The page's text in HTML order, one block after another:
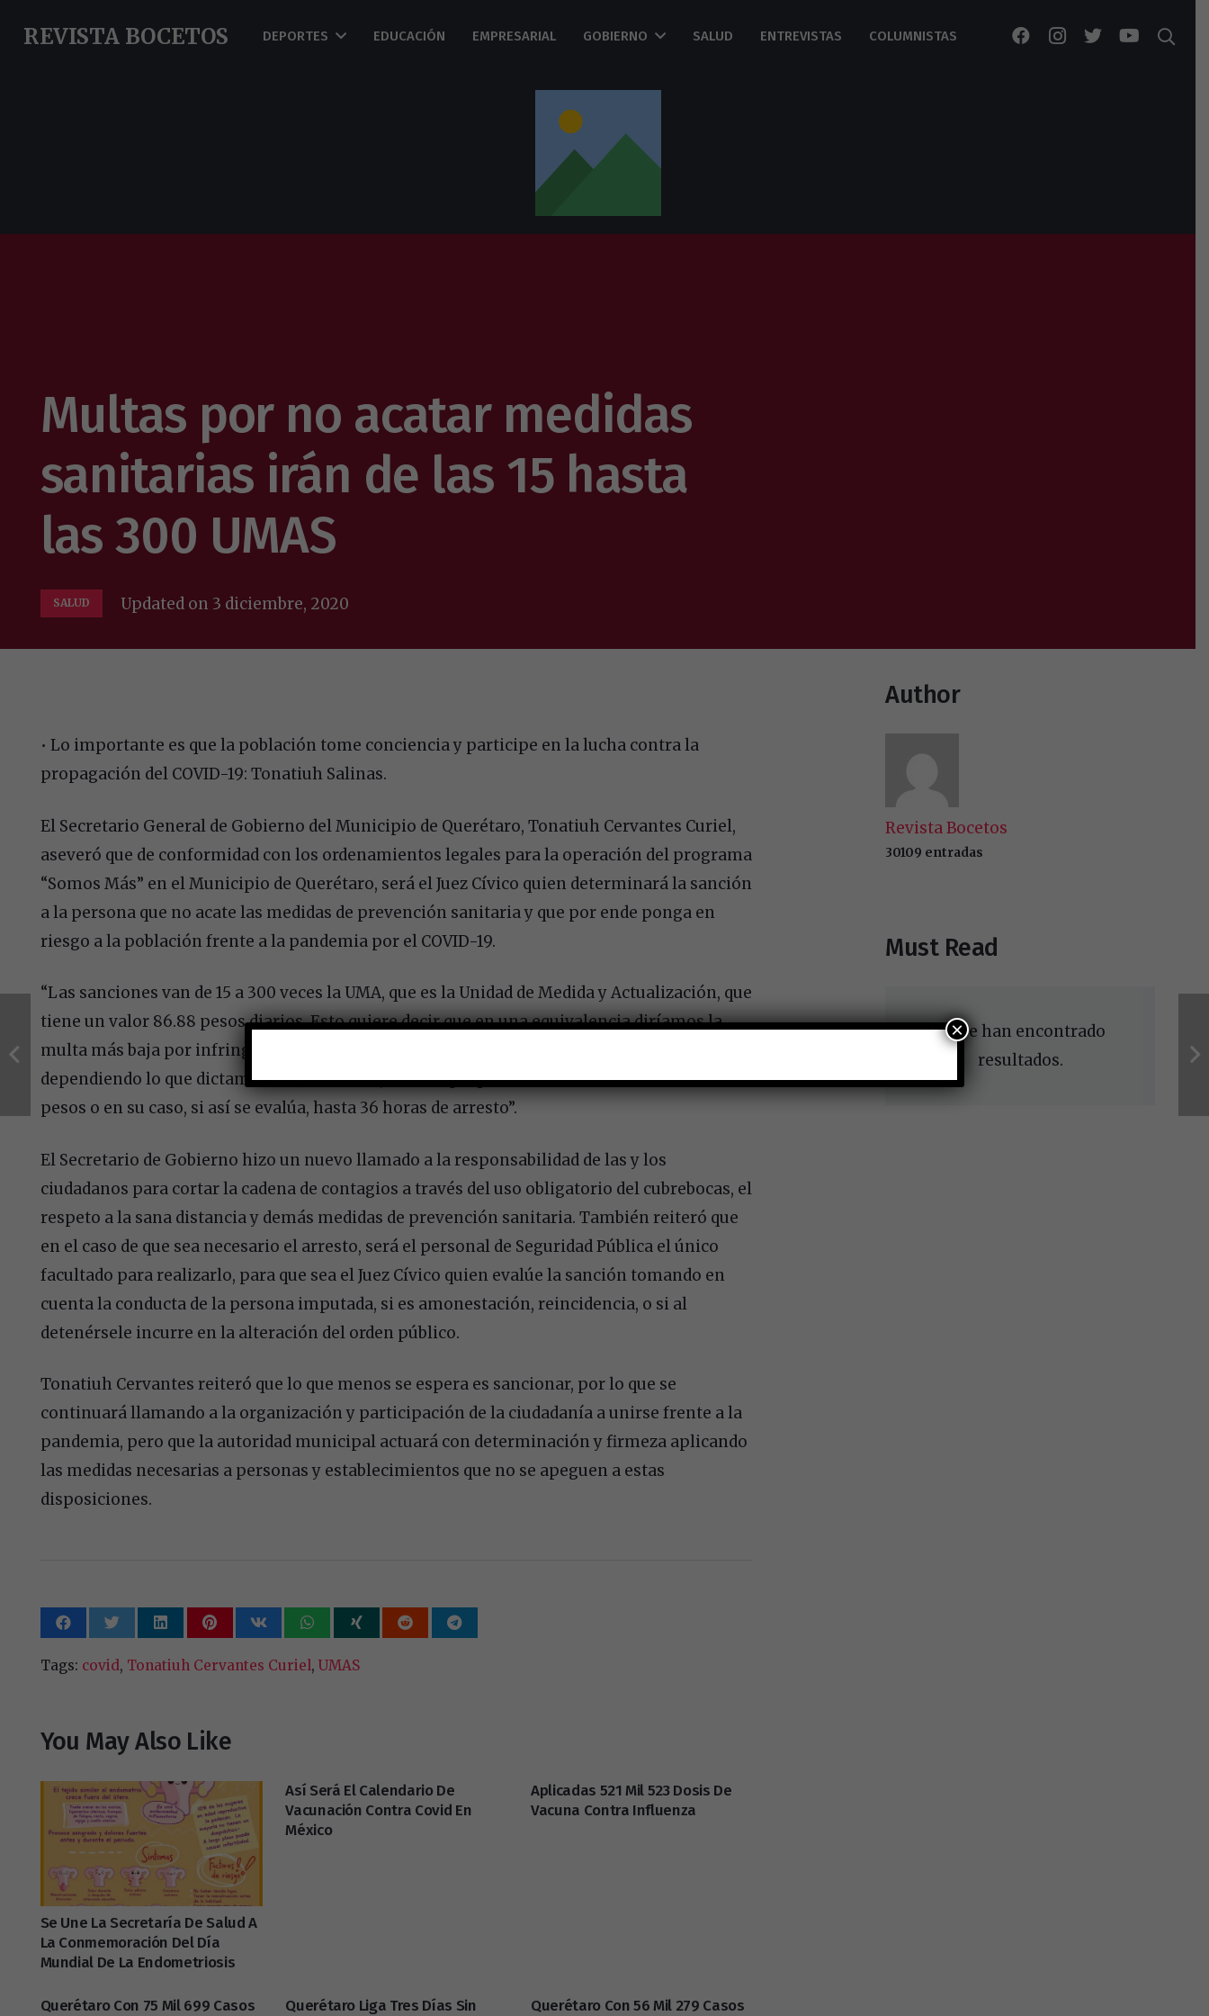
REVISTA BOCETOS DEPORTES EDUCACIÓN EMPRESARIAL GOBIERNO SALUD ENTREVISTAS COLUMNISTAS
Multas por no acatar medidas
sanitarias irán de las 15 hasta
las 300 UMAS
SALUD Updated on 3 diciembre, 2020
• Lo importante es que la población tome conciencia y participe en la lucha contra la
propagación del COVID-19: Tonatiuh Salinas.
El Secretario General de Gobierno del Municipio de Querétaro, Tonatiuh Cervantes Curiel,
aseveró que de conformidad con los ordenamientos legales para la operación del programa
“Somos Más” en el Municipio de Querétaro, será el Juez Cívico quien determinará la sanción
a la persona que no acate las medidas de prevención sanitaria y que por ende ponga en
riesgo a la población frente a la pandemia por el COVID-19.
“Las sanciones van de 15 a 300 veces la UMA, que es la Unidad de Medida y Actualización, que
tiene un valor 86.88 pesos diarios. Esto quiere decir que en una equivalencia diríamos la
multa más baja por infringir este reglamento sería de mil 303.20 pesos y puede elevar
dependiendo lo que dictamine el Juez Cívico, multas que pueden alcanzar los 26 mil 064
pesos o en su caso, si así se evalúa, hasta 36 horas de arresto”.
El Secretario de Gobierno hizo un nuevo llamado a la responsabilidad de las y los
ciudadanos para cortar la cadena de contagios a través del uso obligatorio del cubrebocas, el
respeto a la sana distancia y demás medidas de prevención sanitaria. También reiteró que
en el caso de que sea necesario el arresto, será el personal de Seguridad Pública el único
facultado para realizarlo, para que sea el Juez Cívico quien evalúe la sanción tomando en
cuenta la conducta de la persona imputada, si es amonestación, reincidencia, o si al
detenérsele incurre en la alteración del orden público.
Tonatiuh Cervantes reiteró que lo que menos se espera es sancionar, por lo que se
continuará llamando a la organización y participación de la ciudadanía a unirse frente a la
pandemia, pero que la autoridad municipal actuará con determinación y firmeza aplicando
las medidas necesarias a personas y establecimientos que no se apeguen a estas
disposiciones.
Tags: covid, Tonatiuh Cervantes Curiel, UMAS
You May Also Like
Se Une La Secretaría De Salud A
La Conmemoración Del Día
Mundial De La Endometriosis
Así Será El Calendario De
Vacunación Contra Covid En
México
Aplicadas 521 Mil 523 Dosis De
Vacuna Contra Influenza
Querétaro Con 75 Mil 699 Casos
Querétaro Liga Tres Días Sin
Querétaro Con 56 Mil 279 Casos
Author
Revista Bocetos
30109 entradas
Must Read
No se han encontrado
resultados.
×